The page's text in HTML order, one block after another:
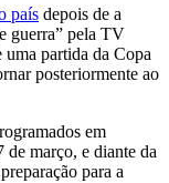
país depois de a
guerra” pela TV
uma partida da Copa
posteriormente ao
em
março, e diante da
para a